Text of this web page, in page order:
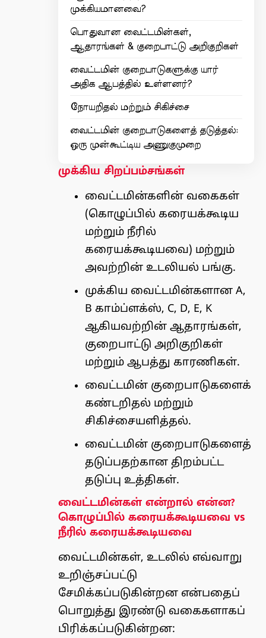
முக்கியமானவை?
பொதுவான வைட்டமின்கள்,
ஆதாரங்கள் & குறைபாட்டு அறிகுறிகள்
வைட்டமின் குறைபாடுகளுக்கு யார்
அதிக ஆபத்தில் உள்ளனர்?
நோயறிதல் மற்றும் சிகிச்சை
வைட்டமின் குறைபாடுகளைத் தடுத்தல்:
ஒரு முன்கூட்டிய அணுகுமுறை
முக்கிய சிறப்பம்சங்கள்
வைட்டமின்களின் வகைகள்
(கொழுப்பில் கரையக்கூடிய
மற்றும் நீரில்
கரையக்கூடியவை) மற்றும்
அவற்றின் உடலியல் பங்கு.
முக்கிய வைட்டமின்களான A,
B காம்ப்ளக்ஸ், C, D, E, K
ஆகியவற்றின் ஆதாரங்கள்,
குறைபாட்டு அறிகுறிகள்
மற்றும் ஆபத்து காரணிகள்.
வைட்டமின் குறைபாடுகளைக்
கண்டறிதல் மற்றும்
சிகிச்சையளித்தல்.
வைட்டமின் குறைபாடுகளைத்
தடுப்பதற்கான திறம்பட்ட
தடுப்பு உத்திகள்.
வைட்டமின்கள் என்றால் என்ன?
கொழுப்பில் கரையக்கூடியவை vs
நீரில் கரையக்கூடியவை
வைட்டமின்கள், உடலில் எவ்வாறு
உறிஞ்சப்பட்டு
சேமிக்கப்படுகின்றன என்பதைப்
பொறுத்து இரண்டு வகைகளாகப்
பிரிக்கப்படுகின்றன: